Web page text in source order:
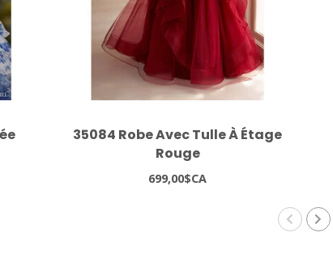
35084 Robe Avec Tulle À Étage
Rouge
699,00$CA